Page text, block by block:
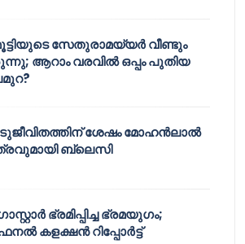
സേതുരാമയ്യർ വീണ്ടും
ആറാം വരവിൽ ഒപ്പം പുതിയ
ശേഷം മോഹൻലാൽ
ബ്ലെസി
ഭ്രമിപ്പിച്ച ഭ്രമയുഗം;
കളക്ഷൻ റിപ്പോർട്ട്